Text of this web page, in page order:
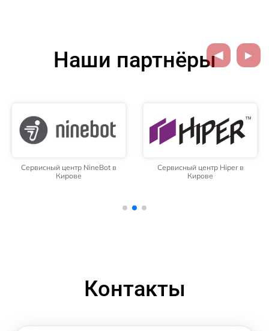
Наши партнёры
Сервисный центр NineBot в
Кирове
Сервисный центр Hiper в
Кирове
Контакты